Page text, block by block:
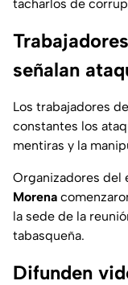
tacharlos de
señalan
Los trabajadores
constantes los
mentiras y la
Organizadores del
Morena
la sede de la
tabasqueña.
Difunden